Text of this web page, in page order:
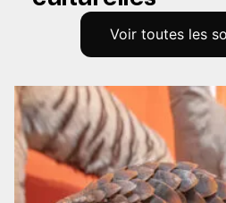
Voir toutes les